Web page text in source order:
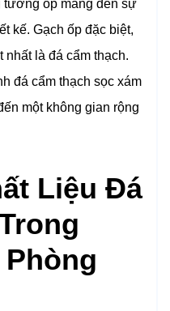
tường ốp mang đến sự
kế. Gạch ốp đặc biệt,
nhất là đá cẩm thạch.
đá cẩm thạch sọc xám
một không gian rộng
Liệu Đá